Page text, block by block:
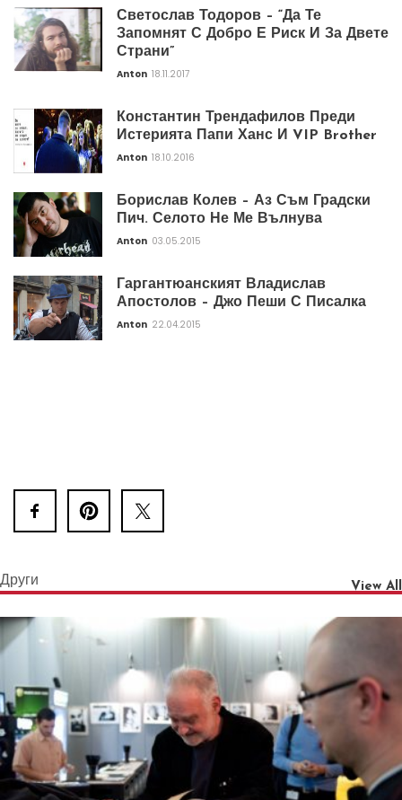
Светослав Тодоров – “Да Те
Запомнят С Добро Е Риск И За Двете
Страни”
Anton 18.11.2017
Константин Трендафилов Преди
Истерията Папи Ханс И VIP Brother
Anton 18.10.2016
Борислав Колев – Аз Съм Градски
Пич. Селото Не Ме Вълнува
Anton 03.05.2015
Гаргантюанският Владислав
Апостолов – Джо Пеши С Писалка
Anton 22.04.2015
Други View All